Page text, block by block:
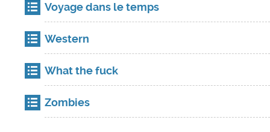
Voyage dans le temps
Western
What the fuck
Zombies